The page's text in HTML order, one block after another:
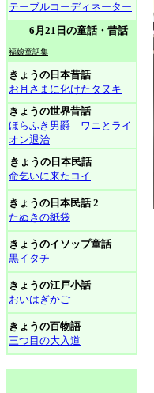
テーブルコーディネーター
6月21日の童話・昔話
福娘童話集
きょうの日本昔話
お月さまに化けたタヌキ
きょうの世界昔話
ほらふき男爵 ワニとライ
オン退治
きょうの日本民話
命乞いに来たコイ
きょうの日本民話 2
たぬきの紙袋
きょうのイソップ童話
黒イタチ
きょうの江戸小話
おいはぎかご
きょうの百物語
三つ目の大入道